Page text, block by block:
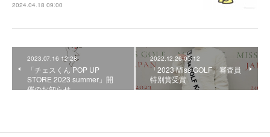
2024.04.18 09:00
2023.07.16 12:28
「チェスくん POP UP
STORE 2023 summer」開
催のお知らせ
2022.12.26 05:12
「2023 Miss GOLF」審査員
特別賞受賞